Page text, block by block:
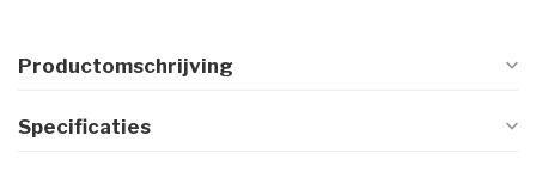
Productomschrijving
Specificaties